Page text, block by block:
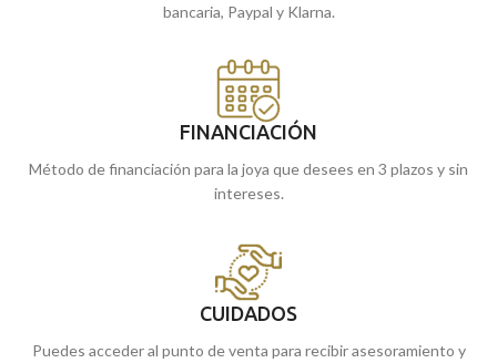
bancaria, Paypal y Klarna.
FINANCIACIÓN
Método de financiación para la joya que desees en 3 plazos y sin
intereses.
CUIDADOS
Puedes acceder al punto de venta para recibir asesoramiento y